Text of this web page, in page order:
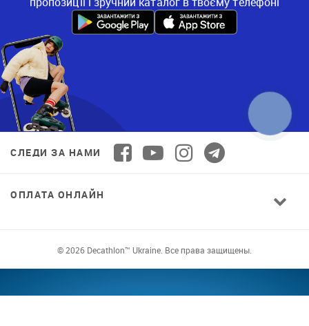
СЛЕДИ ЗА НАМИ
ОПЛАТА ОНЛАЙН
© 2026 Decathlon™ Ukraine. Все права защищены.